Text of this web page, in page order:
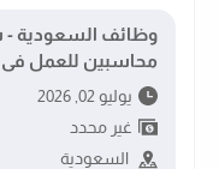
وظائف السعودية -
محاسبين للعمل
يوليو 02, 2026
غير محدد
السعودية